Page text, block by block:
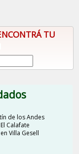
TU
de los Andes
Calafate
Villa Gesell